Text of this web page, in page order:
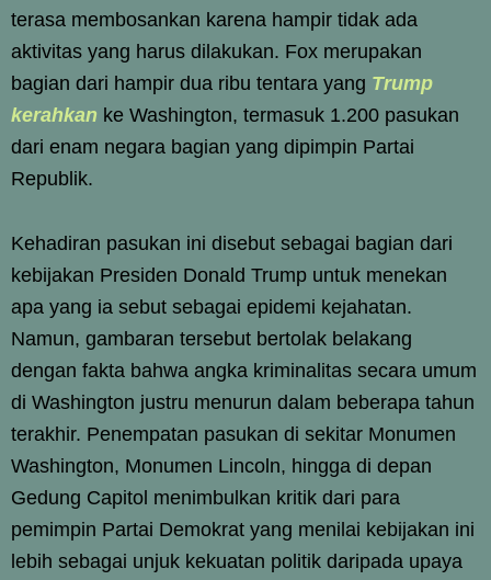
terasa membosankan karena hampir tidak ada
aktivitas yang harus dilakukan. Fox merupakan
bagian dari hampir dua ribu tentara yang Trump
kerahkan ke Washington, termasuk 1.200 pasukan
dari enam negara bagian yang dipimpin Partai
Republik.
Kehadiran pasukan ini disebut sebagai bagian dari
kebijakan Presiden Donald Trump untuk menekan
apa yang ia sebut sebagai epidemi kejahatan.
Namun, gambaran tersebut bertolak belakang
dengan fakta bahwa angka kriminalitas secara umum
di Washington justru menurun dalam beberapa tahun
terakhir. Penempatan pasukan di sekitar Monumen
Washington, Monumen Lincoln, hingga di depan
Gedung Capitol menimbulkan kritik dari para
pemimpin Partai Demokrat yang menilai kebijakan ini
lebih sebagai unjuk kekuatan politik daripada upaya